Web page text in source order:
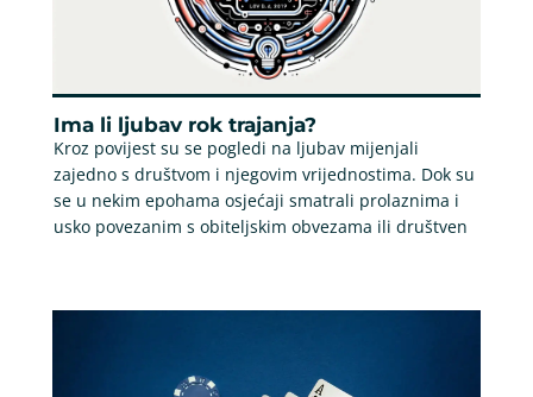
Ima li ljubav rok trajanja?
Kroz povijest su se pogledi na ljubav mijenjali
zajedno s društvom i njegovim vrijednostima. Dok su
se u nekim epohama osjećaji smatrali prolaznima i
usko povezanim s obiteljskim obvezama ili društven